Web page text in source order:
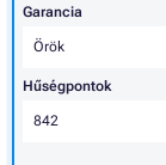
Garancia
Örök
Hűségpontok
842